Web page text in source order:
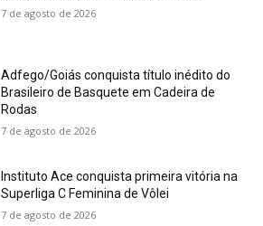
7 de agosto de 2026
Adfego/Goiás conquista título inédito do
Brasileiro de Basquete em Cadeira de
Rodas
7 de agosto de 2026
Instituto Ace conquista primeira vitória na
Superliga C Feminina de Vôlei
7 de agosto de 2026